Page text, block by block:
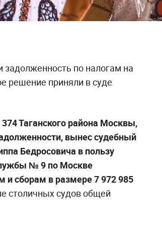
по налогам на
решение приняли в суде
Таганского района Москвы,
вынес судебный
Бедросовича в пользу
№ 9 по Москве
и сборам в размере 7 972 985
столичных судов общей